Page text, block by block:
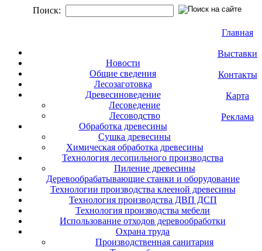
Поиск:
Главная
Выставки
Контакты
Карта
Реклама
Новости
Общие сведения
Лесозаготовка
Древесиноведение
Лесоведение
Лесоводство
Обработка древесины
Сушка древесины
Химическая обработка древесины
Технология лесопильного производства
Пиление древесины
Деревообрабатывающие станки и оборудование
Технологии производства клееной древесины
Технология производства ДВП ДСП
Технология производства мебели
Использование отходов деревообработки
Охрана труда
Производственная санитария